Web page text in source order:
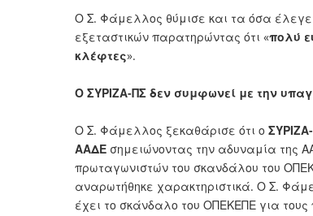
Ο Σ. Φάμελλος θύμισε και τα όσα έλεγε
εξεταστικών παρατηρώντας ότι «πολύ
κλέφτες».
Ο ΣΥΡΙΖΑ-ΠΣ δεν συμφωνεί με την
Ο Σ. Φάμελλος ξεκαθάρισε ότι ο
ΑΑΔΕ σημειώνοντας την αδυναμία της
πρωταγωνιστών του σκανδάλου του
αναρωτήθηκε χαρακτηριστικά. Ο Σ.
έχει το σκάνδαλο του ΟΠΕΚΕΠΕ για